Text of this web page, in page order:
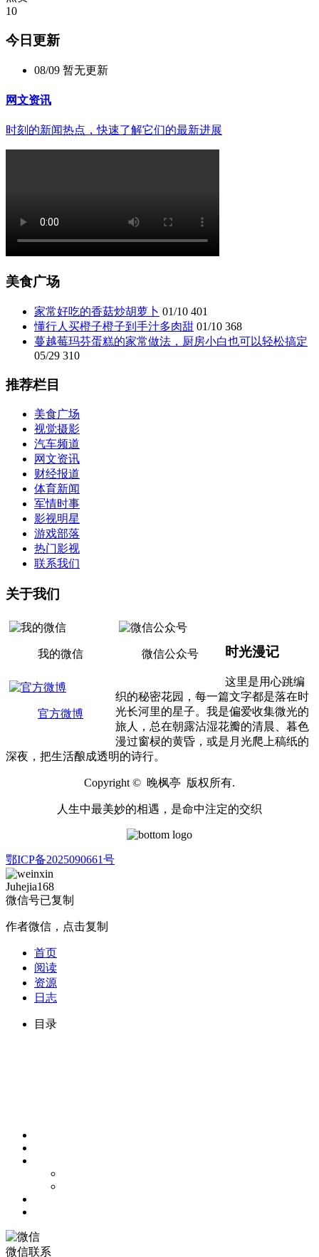
10
今日更新
08/09 暂无更新
网文资讯
时刻的新闻热点，快速了解它们的最新进展
美食广场
家常好吃的香菇炒胡萝卜 01/10 401
懂行人买橙子橙子到手汁多肉甜 01/10 368
蔓越莓玛芬蛋糕的家常做法，厨房小白也可以轻松搞定
05/29 310
推荐栏目
美食广场
视觉摄影
汽车频道
网文资讯
财经报道
体育新闻
军情时事
影视明星
游戏部落
热门影视
联系我们
关于我们
我的微信 微信公众号
官方微博
时光漫记
这里是用心跳编
织的秘密花园，每一篇文字都是落在时
光长河里的星子。我是偏爱收集微光的
旅人，总在朝露沾湿花瓣的清晨、暮色
漫过窗棂的黄昏，或是月光爬上稿纸的
深夜，把生活酿成透明的诗行。
Copyright © 晚枫亭 版权所有.
人生中最美妙的相遇，是命中注定的交织
鄂ICP备2025090661号
Juhejia168
微信号已复制
作者微信，点击复制
首页
阅读
资源
日志
目录
微信联系